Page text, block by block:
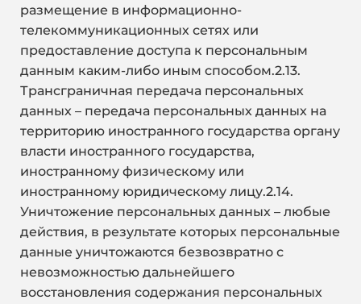
размещение в информационно-
телекоммуникационных сетях или
предоставление доступа к персональным
данным каким-либо иным способом.2.13.
Трансграничная передача персональных
данных – передача персональных данных на
территорию иностранного государства органу
власти иностранного государства,
иностранному физическому или
иностранному юридическому лицу.2.14.
Уничтожение персональных данных – любые
действия, в результате которых персональные
данные уничтожаются безвозвратно с
невозможностью дальнейшего
восстановления содержания персональных